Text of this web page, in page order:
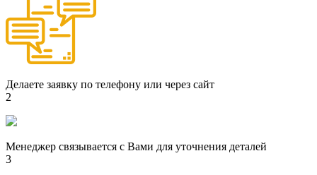
Делаете заявку по телефону или через сайт
2
Менеджер связывается с Вами для уточнения деталей
3